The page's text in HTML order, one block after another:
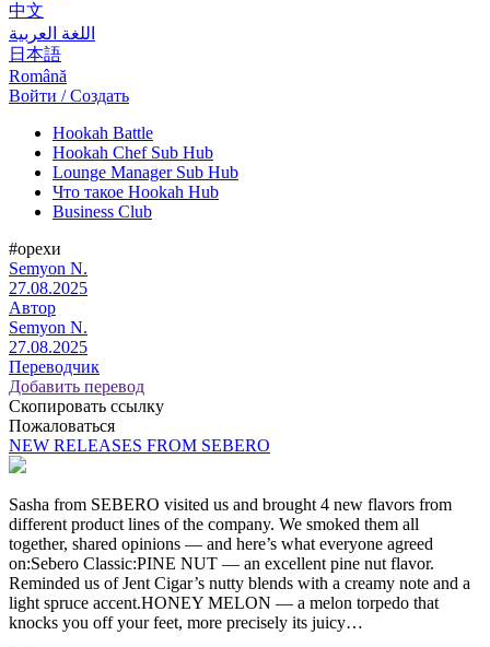
中文
اللغة العربية
日本語
Română
Войти / Создать
Hookah Battle
Hookah Chef Sub Hub
Lounge Manager Sub Hub
Что такое Hookah Hub
Business Club
#орехи
Semyon N.
27.08.2025
Автор
Semyon N.
27.08.2025
Переводчик
Добавить перевод
Скопировать ссылку
Пожаловаться
NEW RELEASES FROM SEBERO
Sasha from SEBERO visited us and brought 4 new flavors from
different product lines of the company. We smoked them all
together, shared opinions — and here’s what everyone agreed
on:Sebero Classic:PINE NUT — an excellent pine nut flavor.
Reminded us of Jent Cigar’s nutty blends with a creamy note and a
light spruce accent.HONEY MELON — a melon torpedo that
knocks you off your feet, more precisely its juicy…